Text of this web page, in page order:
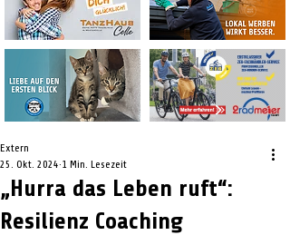
„Hurra das Leben ruft“:
Resilienz Coaching
Extern
25. Okt. 2024 1 Min. Lesezeit